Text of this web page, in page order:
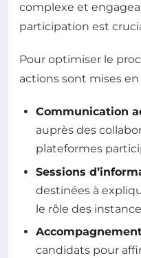
complexe et
participation est
Pour optimiser le
actions sont mises
Communication
auprès des
plateformes
Sessions
destinées à
le rôle des
candidats pour